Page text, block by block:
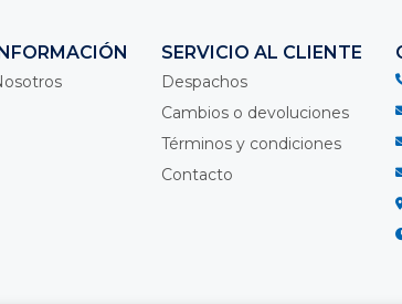
SERVICIO AL CLIENTE
Despachos
Cambios o devoluciones
Términos y condiciones
Contacto